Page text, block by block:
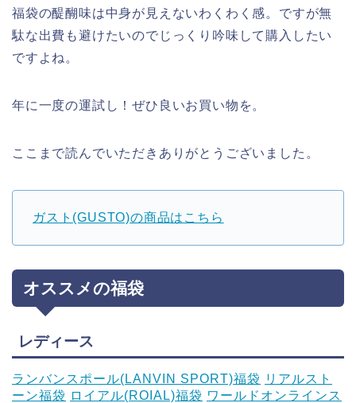
福袋の醍醐味は中身が見えないわくわく感。ですが無
駄な出費も避けたいのでじっくり吟味して購入したい
ですよね。
年に一度の運試し！ぜひ良いお買い物を。
ここまで読んでいただきありがとうございました。
ガスト(GUSTO)の商品はこちら
オススメの福袋
レディース
ランバンスポール(LANVIN SPORT)福袋 リアルスト
ーン福袋 ロイアル(ROIAL)福袋 ワールドオンラインス